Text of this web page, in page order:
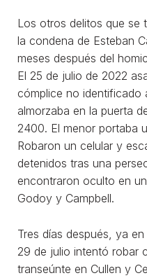
Los otros delitos que se
la condena de Esteban
meses después del
El 25 de julio de 2022
cómplice no identificado
almorzaba en la puerta
2400. El menor portaba
Robaron un celular y
detenidos tras una
encontraron oculto en
Godoy y Campbell.
Tres días después, ya
29 de julio intentó robar
transeúnte en Cullen y